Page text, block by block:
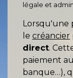
légale et
Lorsqu'une
le créancier
direct.
paiement
banque…),